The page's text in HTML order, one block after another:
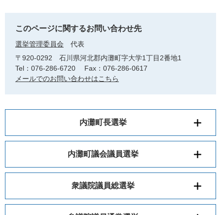
このページに関するお問い合わせ先
選挙管理委員会
代表
〒920-0292
石川県河北郡内灘町字大学1丁目2番地1
Tel：076-286-6720
Fax：076-286-0617
メールでのお問い合わせはこちら
内灘町長選挙
内灘町議会議員選挙
衆議院議員総選挙